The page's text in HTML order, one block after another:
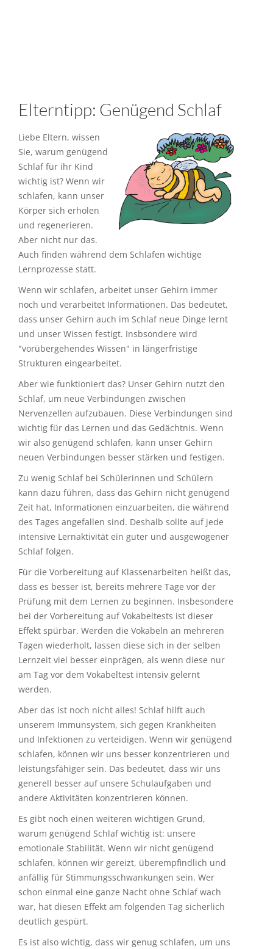
Elterntipp: Genügend Schlaf
Liebe Eltern, wissen
Sie, warum genügend
Schlaf für ihr Kind
wichtig ist? Wenn wir
schlafen, kann unser
Körper sich erholen
und regenerieren.
Aber nicht nur das.
Auch finden während dem Schlafen wichtige
Lernprozesse statt.
Wenn wir schlafen, arbeitet unser Gehirn immer
noch und verarbeitet Informationen. Das bedeutet,
dass unser Gehirn auch im Schlaf neue Dinge lernt
und unser Wissen festigt. Insbsondere wird
"vorübergehendes Wissen" in längerfristige
Strukturen eingearbeitet.
Aber wie funktioniert das? Unser Gehirn nutzt den
Schlaf, um neue Verbindungen zwischen
Nervenzellen aufzubauen. Diese Verbindungen sind
wichtig für das Lernen und das Gedächtnis. Wenn
wir also genügend schlafen, kann unser Gehirn
neuen Verbindungen besser stärken und festigen.
Zu wenig Schlaf bei Schülerinnen und Schülern
kann dazu führen, dass das Gehirn nicht genügend
Zeit hat, Informationen einzuarbeiten, die während
des Tages angefallen sind. Deshalb sollte auf jede
intensive Lernaktivität ein guter und ausgewogener
Schlaf folgen.
Für die Vorbereitung auf Klassenarbeiten heißt das,
dass es besser ist, bereits mehrere Tage vor der
Prüfung mit dem Lernen zu beginnen. Insbesondere
bei der Vorbereitung auf Vokabeltests ist dieser
Effekt spürbar. Werden die Vokabeln an mehreren
Tagen wiederholt, lassen diese sich in der selben
Lernzeit viel besser einprägen, als wenn diese nur
am Tag vor dem Vokabeltest intensiv gelernt
werden.
Aber das ist noch nicht alles! Schlaf hilft auch
unserem Immunsystem, sich gegen Krankheiten
und Infektionen zu verteidigen. Wenn wir genügend
schlafen, können wir uns besser konzentrieren und
leistungsfähiger sein. Das bedeutet, dass wir uns
generell besser auf unsere Schulaufgaben und
andere Aktivitäten konzentrieren können.
Es gibt noch einen weiteren wichtigen Grund,
warum genügend Schlaf wichtig ist: unsere
emotionale Stabilität. Wenn wir nicht genügend
schlafen, können wir gereizt, überempfindlich und
anfällig für Stimmungsschwankungen sein. Wer
schon einmal eine ganze Nacht ohne Schlaf wach
war, hat diesen Effekt am folgenden Tag sicherlich
deutlich gespürt.
Es ist also wichtig, dass wir genug schlafen, um uns